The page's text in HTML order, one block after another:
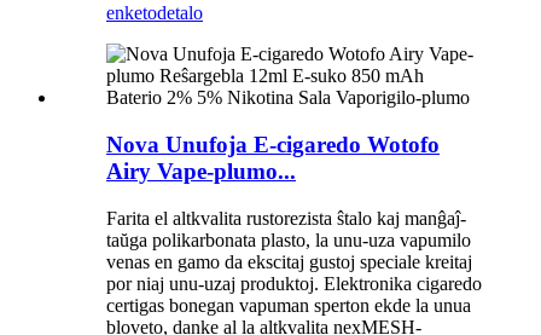
enketodetalo
Nova Unufoja E-cigaredo Wotofo
Airy Vape-plumo...
Farita el altkvalita rustorezista ŝtalo kaj manĝaĵ-
taŭga polikarbonata plasto, la unu-uza vapumilo
venas en gamo da ekscitaj gustoj speciale kreitaj
por niaj unu-uzaj produktoj. Elektronika cigaredo
certigas bonegan vapuman sperton ekde la unua
bloveto, danke al la altkvalita nexMESH-